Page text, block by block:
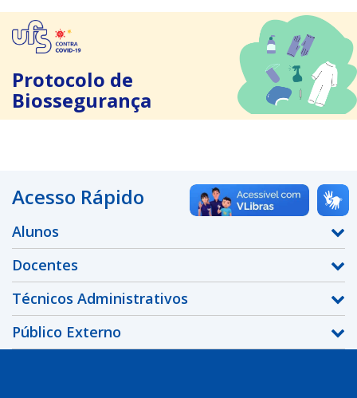
Protocolo de
Biossegurança
Acesso Rápido
Alunos
Docentes
Técnicos Administrativos
Público Externo